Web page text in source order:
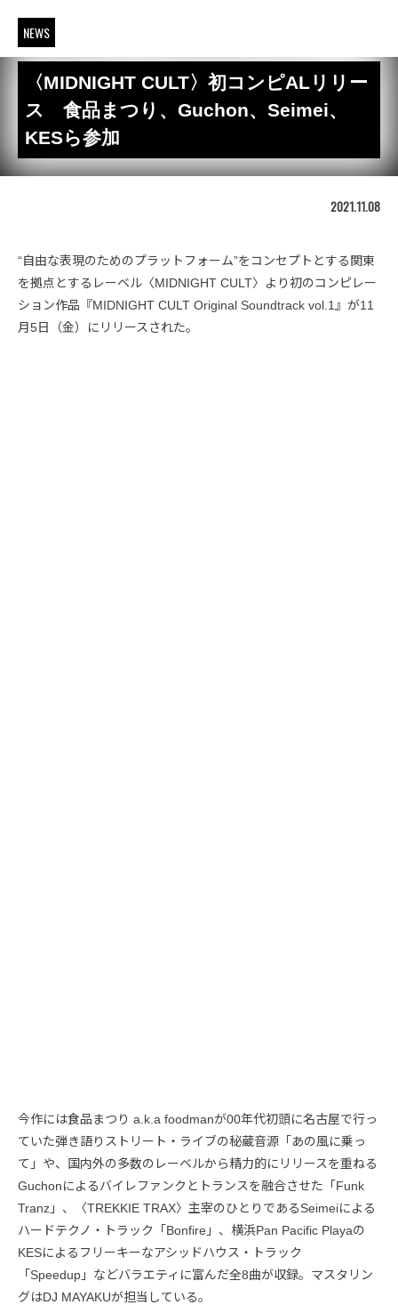
NEWS
〈MIDNIGHT CULT〉初コンピALリリー
ス 食品まつり、Guchon、Seimei、
KESら参加
2021.11.08
“自由な表現のためのプラットフォーム”をコンセプトとする関東
を拠点とするレーベル〈MIDNIGHT CULT〉より初のコンピレー
ション作品『MIDNIGHT CULT Original Soundtrack vol.1』が11
月5日（金）にリリースされた。
今作には食品まつり a.k.a foodmanが00年代初頭に名古屋で行っ
ていた弾き語りストリート・ライブの秘蔵音源「あの風に乗っ
て」や、国内外の多数のレーベルから精力的にリリースを重ねる
Guchonによるバイレファンクとトランスを融合させた「Funk
Tranz」、〈TREKKIE TRAX〉主宰のひとりであるSeimeiによる
ハードテクノ・トラック「Bonfire」、横浜Pan Pacific Playaの
KESによるフリーキーなアシッドハウス・トラック
「Speedup」などバラエティに富んだ全8曲が収録。マスタリン
グはDJ MAYAKUが担当している。